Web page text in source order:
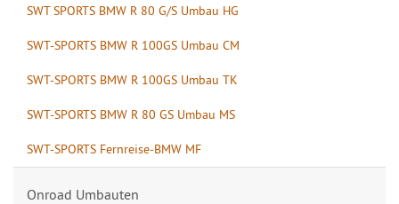
SWT SPORTS BMW R 80 G/S Umbau HG
SWT-SPORTS BMW R 100GS Umbau CM
SWT-SPORTS BMW R 100GS Umbau TK
SWT-SPORTS BMW R 80 GS Umbau MS
SWT-SPORTS Fernreise-BMW MF
Onroad Umbauten